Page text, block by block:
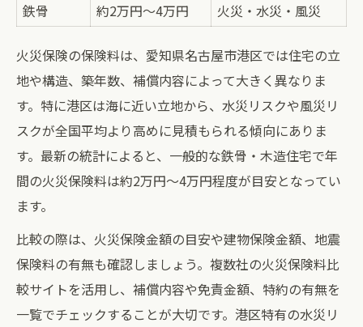
2年相場の推移から見る賢い選択ポイント
港区の水災リスクと火災保険料の関係
水災補償付き火災保険料の比較一覧
ハザードマップを活用した保険選びのコツ
火災保険で水災補償を選ぶべき理由
水災保険料が高くなるケースと対策
方
火災保険料の決まり方と家計への影響
建物構造・築年数別保険料目安早見表
保険金額の目安を知ると選びやすくなる
鉄骨 約2万円～4万円 火災・水災・風災
火災保険の保険料は、愛知県名古屋市港区では住宅の立
地や構造、築年数、補償内容によって大きく異なりま
す。特に港区は海に近い立地から、水災リスクや風災リ
スクが全国平均より高めに見積もられる傾向にありま
す。最新の統計によると、一般的な鉄骨・木造住宅で年
間の火災保険料は約2万円～4万円程度が目安となってい
ます。
比較の際は、火災保険金額の目安や建物保険金額、地震
保険料の有無も確認しましょう。複数社の火災保険料比
較サイトを活用し、補償内容や免責金額、特約の有無を
一覧でチェックすることが大切です。港区特有の水災リ